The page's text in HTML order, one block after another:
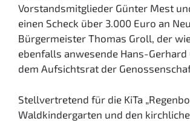
Vorstandsmitglieder Günter Mest
einen Scheck über 3.000 Euro an
Bürgermeister Thomas Groll, der
ebenfalls anwesende Hans-
dem Aufsichtsrat der
Stellvertretend für die KiTa
Waldkindergarten und den